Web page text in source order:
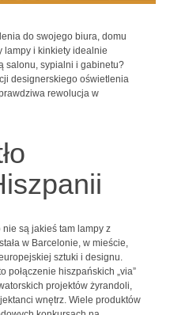
do swojego biura, domu
lampy i kinkiety idealnie
salonu, sypialni i gabinetu?
designerskiego oświetlenia
rewolucja w
są jakieś tam lampy z
w Barcelonie, w mieście,
sztuki i designu.
połączenie hiszpańskich „via”
projektów żyrandoli,
wnętrz. Wiele produktów